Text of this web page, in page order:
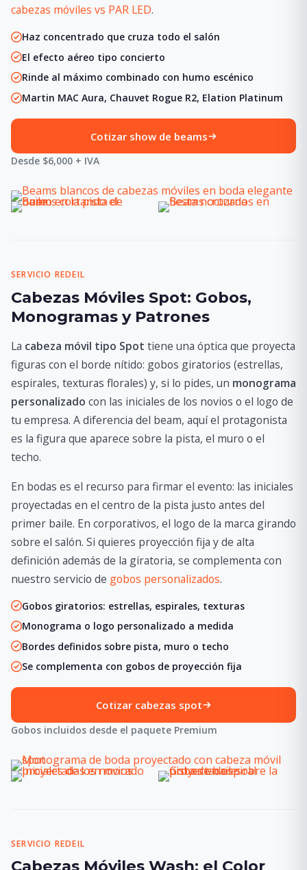
cabezas móviles vs PAR LED.
Haz concentrado que cruza todo el salón
El efecto aéreo tipo concierto
Rinde al máximo combinado con humo escénico
Martin MAC Aura, Chauvet Rogue R2, Elation Platinum
Cotizar show de beams
Desde $6,000 + IVA
SERVICIO REDEIL
Cabezas Móviles Spot: Gobos,
Monogramas y Patrones
La cabeza móvil tipo Spot tiene una óptica que proyecta
figuras con el borde nítido: gobos giratorios (estrellas,
espirales, texturas florales) y, si lo pides, un monograma
personalizado con las iniciales de los novios o el logo de
tu empresa. A diferencia del beam, aquí el protagonista
es la figura que aparece sobre la pista, el muro o el
techo.
En bodas es el recurso para firmar el evento: las iniciales
proyectadas en el centro de la pista justo antes del
primer baile. En corporativos, el logo de la marca girando
sobre el salón. Si quieres proyección fija y de alta
definición además de la giratoria, se complementa con
nuestro servicio de gobos personalizados.
Gobos giratorios: estrellas, espirales, texturas
Monograma o logo personalizado a medida
Bordes definidos sobre pista, muro o techo
Se complementa con gobos de proyección fija
Cotizar cabezas spot
Gobos incluidos desde el paquete Premium
SERVICIO REDEIL
Cabezas Móviles Wash: el Color